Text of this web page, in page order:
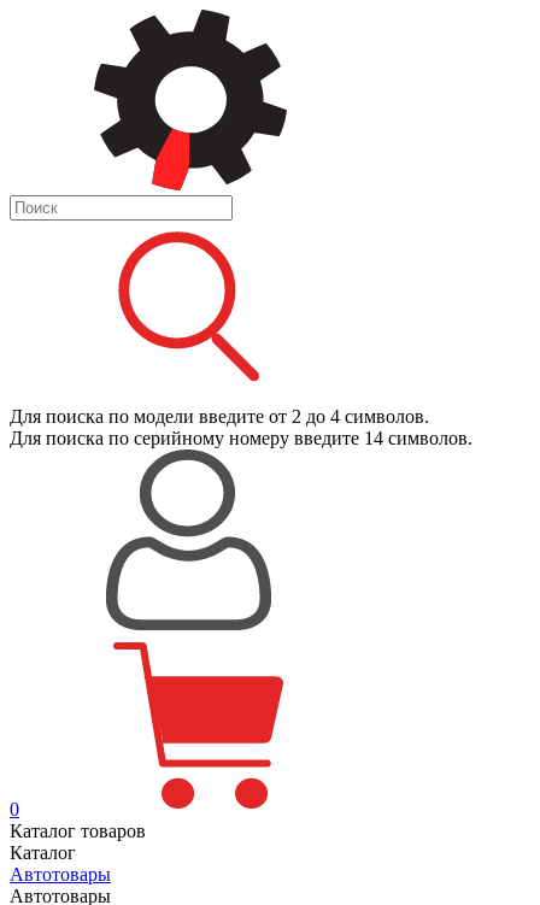
Для поиска по модели введите от 2 до 4 символов.
Для поиска по серийному номеру введите 14 символов.
0
Каталог товаров
Каталог
Автотовары
Автотовары